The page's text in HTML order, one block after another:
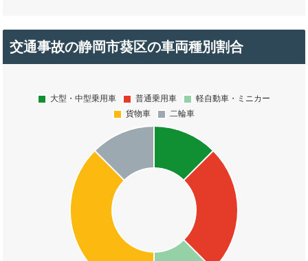
交通事故の静岡市葵区の車両種別割合